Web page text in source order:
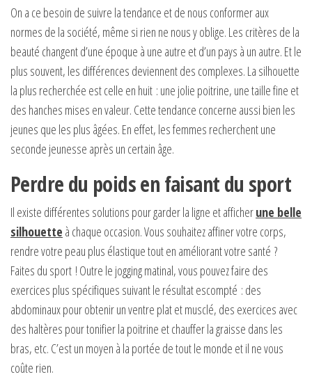
On a ce besoin de suivre la tendance et de nous conformer aux
normes de la société, même si rien ne nous y oblige. Les critères de la
beauté changent d’une époque à une autre et d’un pays à un autre. Et le
plus souvent, les différences deviennent des complexes. La silhouette
la plus recherchée est celle en huit : une jolie poitrine, une taille fine et
des hanches mises en valeur. Cette tendance concerne aussi bien les
jeunes que les plus âgées. En effet, les femmes recherchent une
seconde jeunesse après un certain âge.
Perdre du poids en faisant du sport
Il existe différentes solutions pour garder la ligne et afficherune belle
silhouette à chaque occasion. Vous souhaitez affiner votre corps,
rendre votre peau plus élastique tout en améliorant votre santé ?
Faites du sport ! Outre le jogging matinal, vous pouvez faire des
exercices plus spécifiques suivant le résultat escompté : des
abdominaux pour obtenir un ventre plat et musclé, des exercices avec
des haltères pour tonifier la poitrine et chauffer la graisse dans les
bras, etc. C’est un moyen à la portée de tout le monde et il ne vous
coûte rien.